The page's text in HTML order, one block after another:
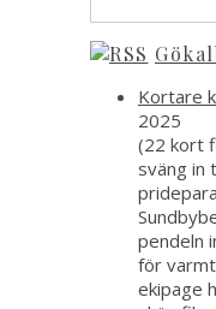
Kortare
2025
(22 kort
sväng in
pendeln
för
ekipage